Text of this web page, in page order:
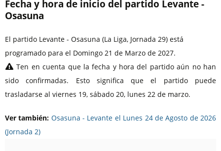
Fecha y hora de inicio del partido Levante -
Osasuna
El partido Levante - Osasuna (La Liga, Jornada 29) está
programado para el Domingo 21 de Marzo de 2027.
Ten en cuenta que la fecha y hora del partido aún no han
sido confirmadas. Esto significa que el partido puede
trasladarse al viernes 19, sábado 20, lunes 22 de marzo.
Ver también: Osasuna - Levante el Lunes 24 de Agosto de 2026
(Jornada 2)